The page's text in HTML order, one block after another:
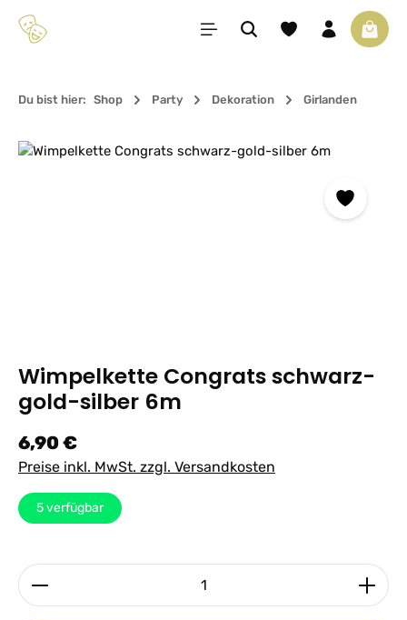
Zum Hauptinhalt springen Du hast 0 Produkte
Du bist hier: Shop Party Dekoration Girlanden
Bildergalerie überspringen
Wimpelkette Congrats schwarz-
gold-silber 6m
Regulärer Preis:
6,90 €
Preise inkl. MwSt. zzgl. Versandkosten
5verfügbar
Produkt Anzahl: Gib den gewünschten Wert ein